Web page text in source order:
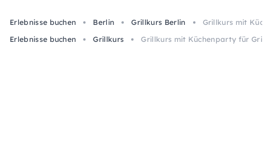
Erlebnisse buchen Berlin Grillkurs Berlin
Grillkurs mit
Erlebnisse buchen
Grillkurs Grillkurs mit Küchenparty für